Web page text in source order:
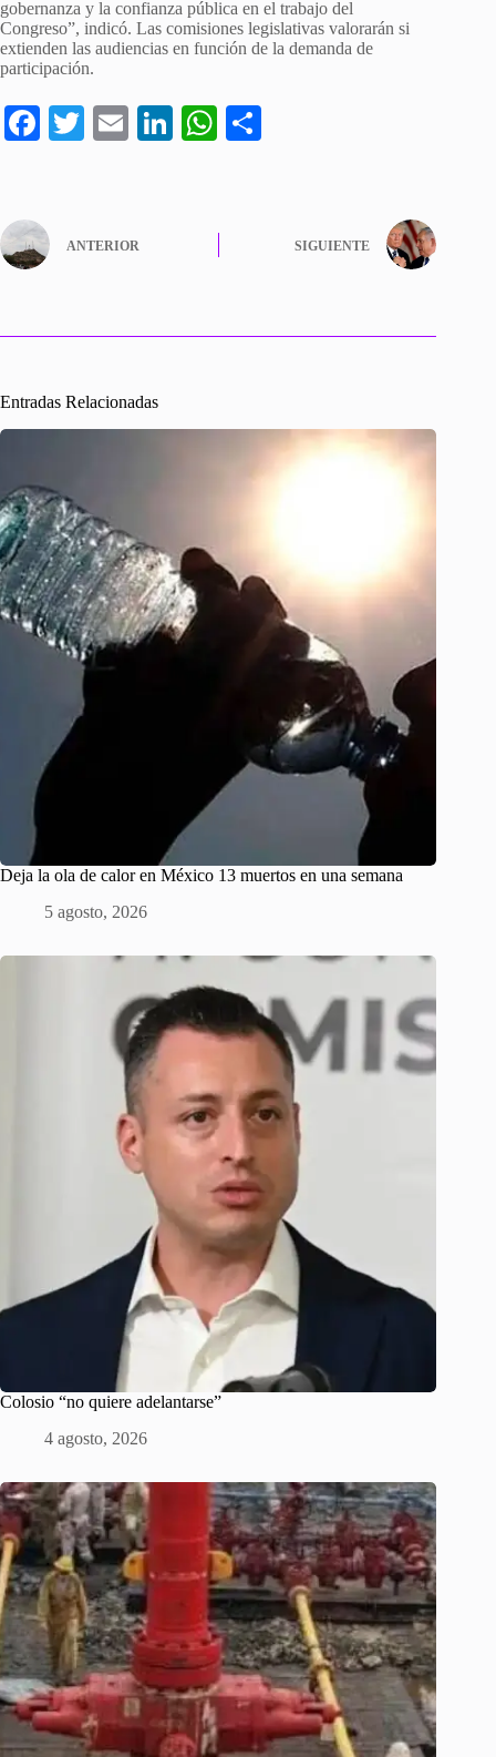
gobernanza y la confianza pública en el trabajo del
Congreso”, indicó. Las comisiones legislativas valorarán si
extienden las audiencias en función de la demanda de
participación.
Fa
ok
T
r
E
Li
W
A
pp
ANTERIOR SIGUIENTE
Entradas Relacionadas
Deja la ola de calor en México 13 muertos en una semana
5 agosto, 2026
Colosio “no quiere adelantarse”
4 agosto, 2026